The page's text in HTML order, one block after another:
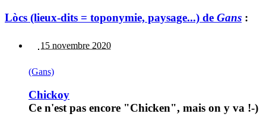
Lòcs (lieux-dits = toponymie, paysage...) de Gans :
15 novembre 2020
(Gans)
Chickoy
Ce n'est pas encore "Chicken", mais on y va !-)